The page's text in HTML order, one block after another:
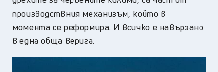
производствния механизъм, който в
момента се реформира. И всичко е навързано
в една обща верига.